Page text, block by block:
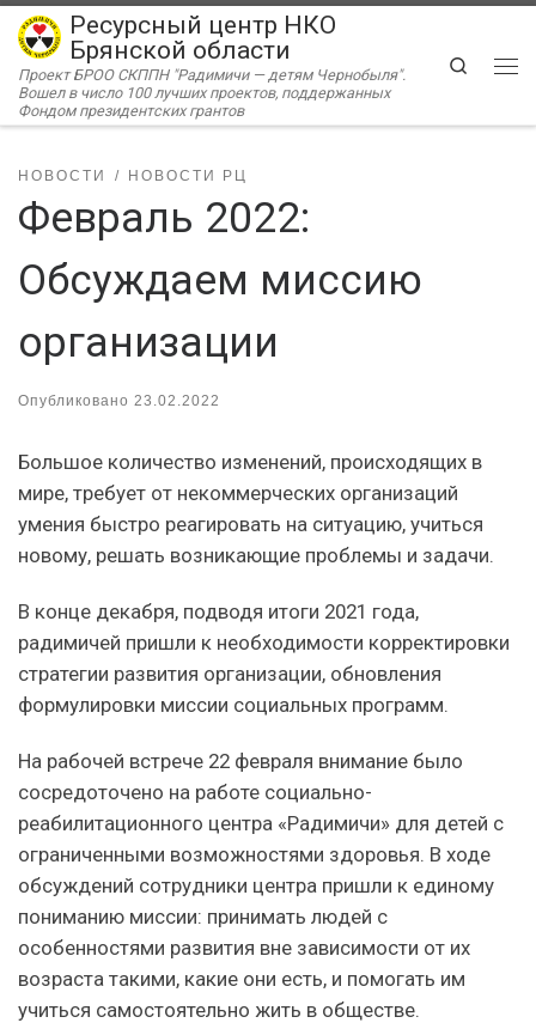
Перейти к содержимому
Ресурсный центр НКО
Брянской области
Проект БРОО СКППН "Радимичи — детям Чернобыля".
Вошел в число 100 лучших проектов, поддержанных
Фондом президентских грантов
Search
НОВОСТИ НОВОСТИ РЦ
Февраль 2022:
Обсуждаем миссию
организации
Опубликовано 23.02.2022
Большое количество изменений, происходящих в
мире, требует от некоммерческих организаций
умения быстро реагировать на ситуацию, учиться
новому, решать возникающие проблемы и задачи.
В конце декабря, подводя итоги 2021 года,
радимичей пришли к необходимости корректировки
стратегии развития организации, обновления
формулировки миссии социальных программ.
На рабочей встрече 22 февраля внимание было
сосредоточено на работе социально-
реабилитационного центра «Радимичи» для детей с
ограниченными возможностями здоровья. В ходе
обсуждений сотрудники центра пришли к единому
пониманию миссии: принимать людей с
особенностями развития вне зависимости от их
возраста такими, какие они есть, и помогать им
учиться самостоятельно жить в обществе.